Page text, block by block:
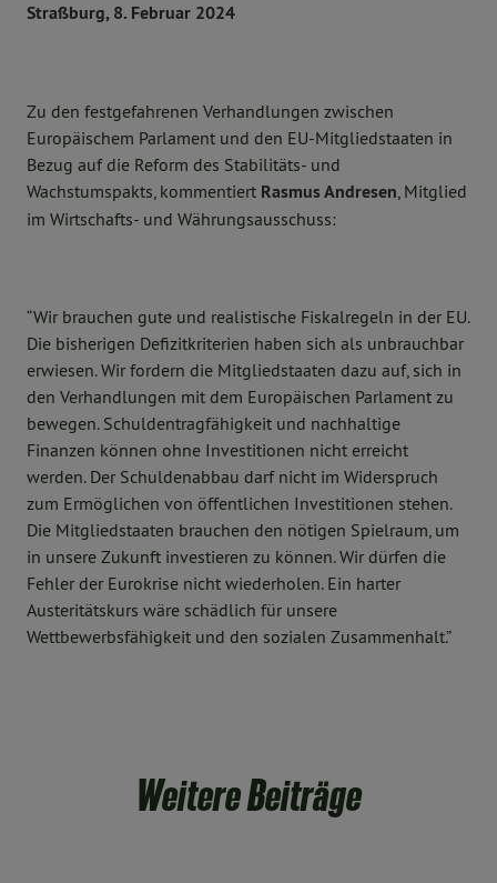
Straßburg, 8. Februar 2024
Zu den festgefahrenen Verhandlungen zwischen
Europäischem Parlament und den EU-Mitgliedstaaten in
Bezug auf die Reform des Stabilitäts- und
Wachstumspakts, kommentiert Rasmus Andresen, Mitglied
im Wirtschafts- und Währungsausschuss:
“Wir brauchen gute und realistische Fiskalregeln in der EU.
Die bisherigen Defizitkriterien haben sich als unbrauchbar
erwiesen. Wir fordern die Mitgliedstaaten dazu auf, sich in
den Verhandlungen mit dem Europäischen Parlament zu
bewegen. Schuldentragfähigkeit und nachhaltige
Finanzen können ohne Investitionen nicht erreicht
werden. Der Schuldenabbau darf nicht im Widerspruch
zum Ermöglichen von öffentlichen Investitionen stehen.
Die Mitgliedstaaten brauchen den nötigen Spielraum, um
in unsere Zukunft investieren zu können. Wir dürfen die
Fehler der Eurokrise nicht wiederholen. Ein harter
Austeritätskurs wäre schädlich für unsere
Wettbewerbsfähigkeit und den sozialen Zusammenhalt.”
Weitere Beiträge